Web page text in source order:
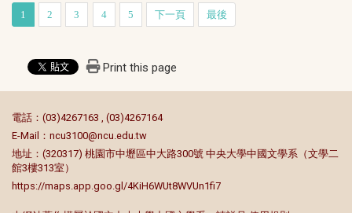
1 2 3 4 5 下一頁 最後
Print this page
電話：(03)4267163 , (03)4267164
E-Mail： ncu3100@ncu.edu.tw
地址：(320317) 桃園市中壢區中大路300號 中央大學中國文學系（文學二
館3樓313室）
https://maps.app.goo.gl/4KiH6WUt8WVUn1fi7